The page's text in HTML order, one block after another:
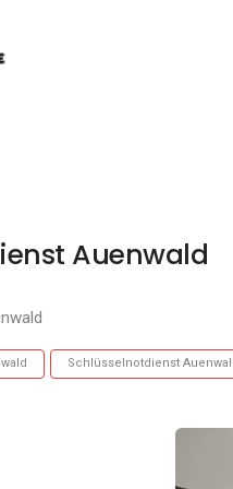
Auenwald
Schlüsselnotdienst